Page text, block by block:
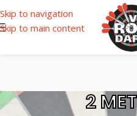
Skip to navigation
Skip to main content
2